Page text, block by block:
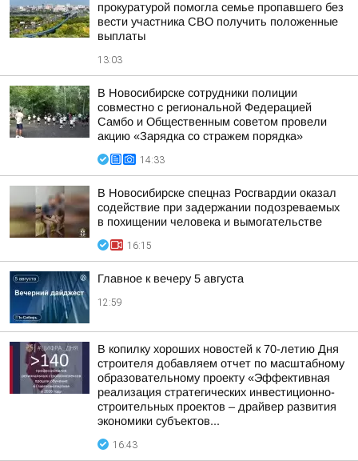
прокуратурой помогла семье пропавшего без
вести участника СВО получить положенные
выплаты
13:03
В Новосибирске сотрудники полиции
совместно с региональной Федерацией
Самбо и Общественным советом провели
акцию «Зарядка со стражем порядка»
14:33
В Новосибирске спецназ Росгвардии оказал
содействие при задержании подозреваемых
в похищении человека и вымогательстве
16:15
Главное к вечеру 5 августа
12:59
В копилку хороших новостей к 70-летию Дня
строителя добавляем отчет по масштабному
образовательному проекту «Эффективная
реализация стратегических инвестиционно-
строительных проектов – драйвер развития
экономики субъектов...
16:43